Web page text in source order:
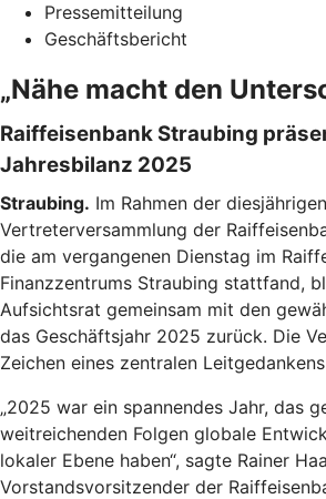
Pressemitteilung
Geschäftsbericht
„Nähe macht den
Raiffeisenbank Straubing
Jahresbilanz 2025
Straubing. Im Rahmen der diesjährigen
Vertreterversammlung der
die am vergangenen Dienstag im
Finanzzentrums Straubing stattfand,
Aufsichtsrat gemeinsam mit den
das Geschäftsjahr 2025 zurück. Die
Zeichen eines zentralen
„2025 war ein spannendes Jahr, das
weitreichenden Folgen globale
lokaler Ebene haben“, sagte Rainer
Vorstandsvorsitzender der